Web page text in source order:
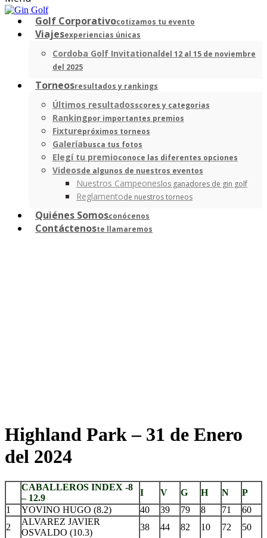
Golf Corporativocotizamos tu evento
Viajesexperiencias únicas
Cordoba Golf Invitationaldel 12 al 15 de noviembre
del 2025
Torneosresultados y rankings
Últimos resultadosscores y categorias
Rankingpor importantes premios
Fixturepróximos torneos
Galeríabusca tus fotos
Elegí tu premioconoce las diferentes opciones
Videosde algunos de nuestros eventos
Nuestros Campeoneslos ganadores de gin golf
Reglamentode nuestros torneos
Quiénes Somosconócenos
Contáctenoste llamaremos
Highland Park – 31 de Enero
del 2024
CABALLEROS INDEX -8
– 12.9
I V G H N
P
1
YOVINO HUGO (8.2) 40 39 79 8 71
60
2
ALVAREZ JAVIER
OSVALDO (10.3)
38 44 82 10 72 50